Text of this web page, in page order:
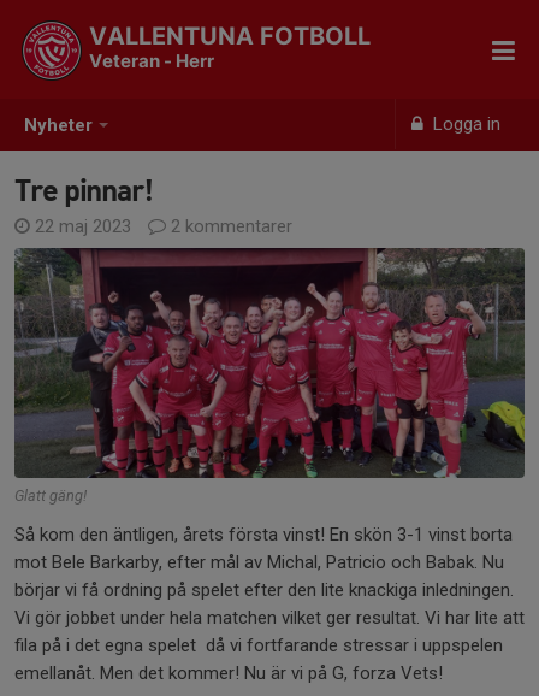
Nyheter Logga in
VALLENTUNA FOTBOLL
Veteran - Herr
Tre pinnar!
22 maj 2023 2 kommentarer
Glatt gäng!
Så kom den äntligen, årets första vinst! En skön 3-1 vinst borta
mot Bele Barkarby, efter mål av Michal, Patricio och Babak. Nu
börjar vi få ordning på spelet efter den lite knackiga inledningen.
Vi gör jobbet under hela matchen vilket ger resultat. Vi har lite att
fila på i det egna spelet då vi fortfarande stressar i uppspelen
emellanåt. Men det kommer! Nu är vi på G, forza Vets!